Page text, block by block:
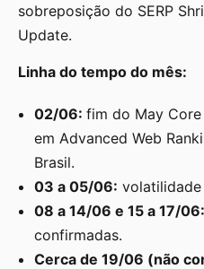
sobreposição do SERP
Update.
Linha do tempo do mês:
02/06: fim do May
em Advanced Web
Brasil.
03 a 05/06:
08 a 14/06 e 15 a 17/06:
confirmadas.
Cerca de 19/06 (não